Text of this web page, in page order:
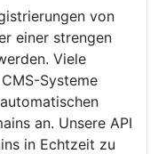
von
einer strengen
Viele
Systeme
an. Unsere API
in Echtzeit zu